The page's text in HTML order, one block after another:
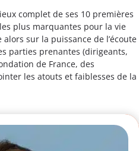
complet de ses 10 premières
plus marquantes pour la vie
sur la puissance de l’écoute
parties prenantes (dirigeants,
de France, des
les atouts et faiblesses de la